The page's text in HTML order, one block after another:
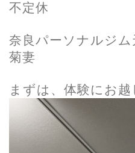
不定休
奈良パーソナルジム
菊妻
まずは、体験にお越